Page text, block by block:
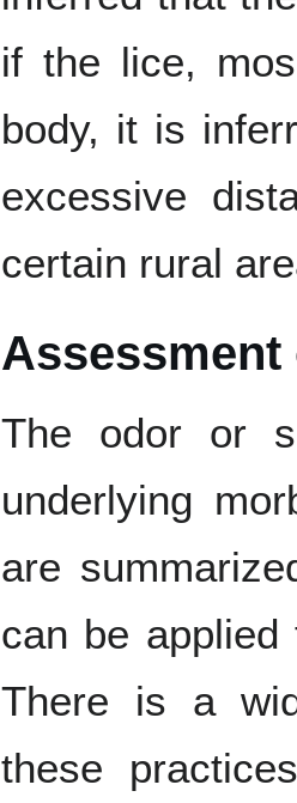
if the lice,
body, it is
excessive
certain rural
The odor or
underlying
are
can be
There is a
these